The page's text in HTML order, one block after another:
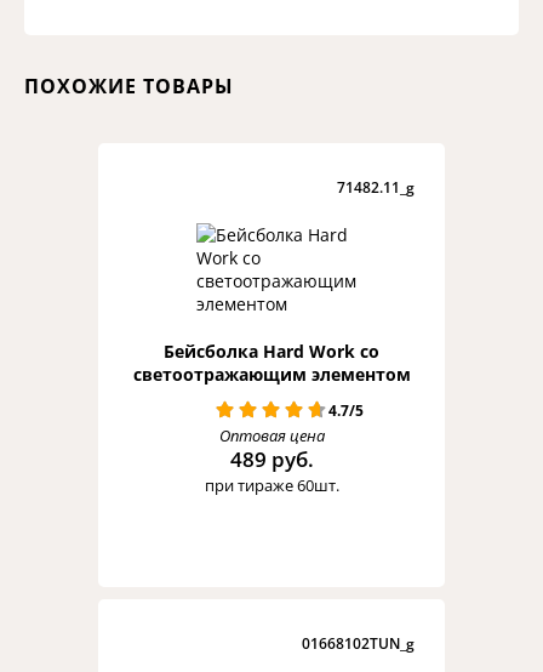
ПОХОЖИЕ ТОВАРЫ
71482.11_g
Бейсболка Hard Work со
светоотражающим элементом
4.7/5
Оптовая цена
489 руб.
при тираже 60шт.
01668102TUN_g